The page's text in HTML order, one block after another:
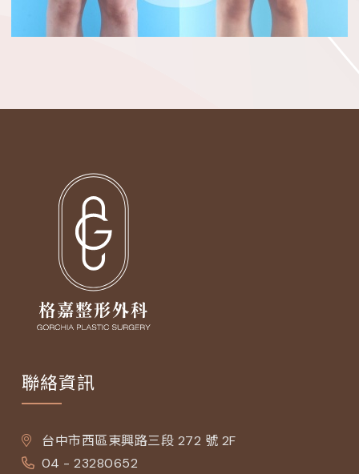
聯絡資訊
台中市西區東興路三段 272 號 2F
04 - 23280652